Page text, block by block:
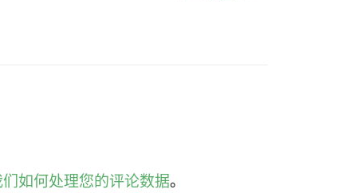
如何处理您的评论数据。